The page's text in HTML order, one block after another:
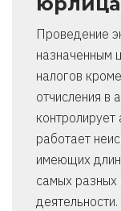
Проведение
назначенным
налогов
отчисления в
работает
имеющих
самых